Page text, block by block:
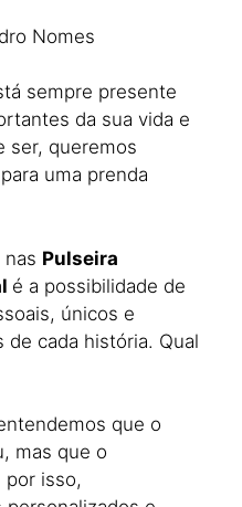
Nomes
sempre presente
da sua vida e
ser, queremos
uma prenda
nas Pulseira
é a possibilidade de
únicos e
cada história. Qual
que o
mas que o
por isso,